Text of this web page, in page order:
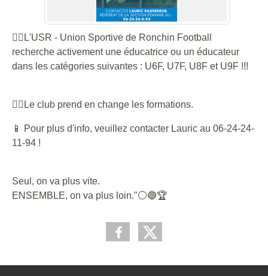
👉🏼L'USR - Union Sportive de Ronchin Football
recherche activement une éducatrice ou un éducateur
dans les catégories suivantes : U6F, U7F, U8F et U9F !!!
👉🏼Le club prend en change les formations.
📱 Pour plus d'info, veuillez contacter Lauric au 06-24-24-
11-94 !
Seul, on va plus vite.
ENSEMBLE, on va plus loin."⚪️🔵🏆